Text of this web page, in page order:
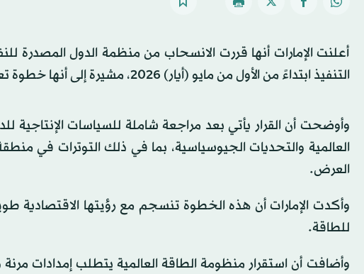
أعلنت الإمارات أنها قررت الانسحاب من منظمة الدول المصدرة
التنفيذ ابتداءً من الأول من مايو (أيار) 2026، مشيرة إلى أنها خطوة تعكس تحولاً في نهجها الاستراتيجي في إدارة قطاع الطاقة.
وأوضحت أن القرار يأتي بعد مراجعة شاملة للسياسات الإنتاجية
العالمية والتحديات الجيوسياسية، بما في ذلك التوترات في
العرض.
وأكدت الإمارات أن هذه الخطوة تنسجم مع رؤيتها الاقتصادية
للطاقة.
وأضافت أن استقرار منظومة الطاقة العالمية يتطلب إمدادات